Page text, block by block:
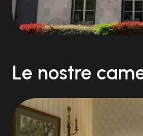
Allora non aspettare oltre,
in questo piccolo angolo
tuo soggiorno presso AU FIL
Le nostre